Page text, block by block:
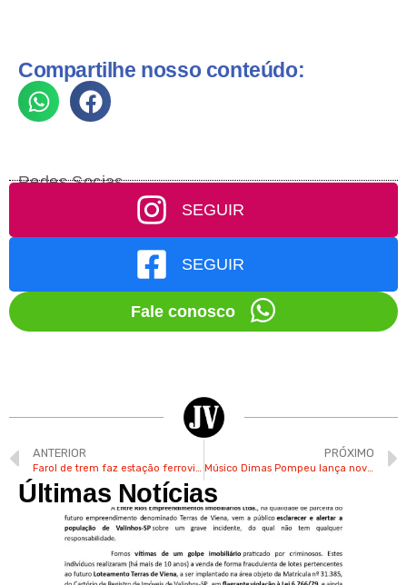
Compartilhe nosso conteúdo:
Redes Socias
SEGUIR
SEGUIR
Fale conosco
ANTERIOR
Farol de trem faz estação ferroviária de Valinhos brilhar
PRÓXIMO
Músico Dimas Pompeu lança novo álbum gospel com mensagem de fé em Valinhos
Últimas Notícias